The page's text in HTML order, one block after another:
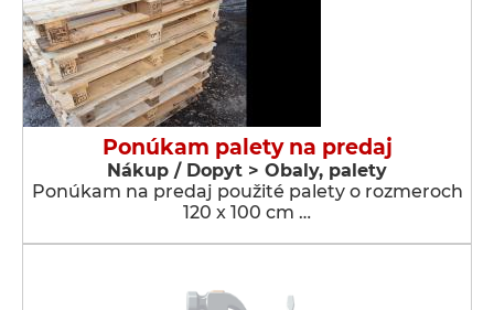
Ponúkam palety na predaj
Nákup / Dopyt > Obaly, palety
Ponúkam na predaj použité palety o rozmeroch
120 x 100 cm …